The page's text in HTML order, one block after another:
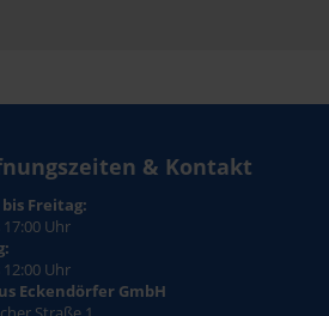
& Kontakt
Freitag:
17:00 Uhr
12:00 Uhr
Eckendörfer GmbH